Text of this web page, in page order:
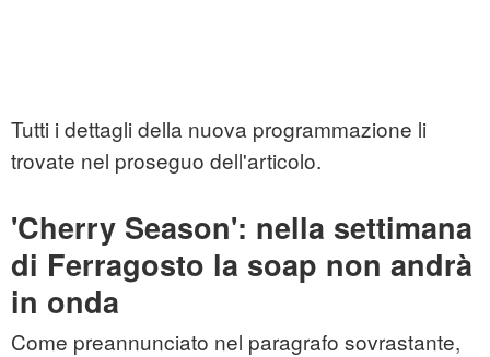
Tutti i dettagli della nuova programmazione li
trovate nel proseguo dell'articolo.
'Cherry Season': nella settimana
di Ferragosto la soap non andrà
in onda
Come preannunciato nel paragrafo sovrastante,